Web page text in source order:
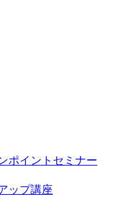
ポイントセミナー
ップ講座